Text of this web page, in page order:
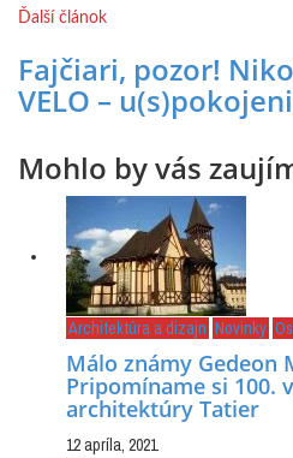
Ďalší článok
Fajčiari, pozor!
VELO –
Mohlo by vás
Architektúra a dizajn Novinky
Málo známy Gedeon
Pripomíname si 100.
architektúry Tatier
12 apríla, 2021